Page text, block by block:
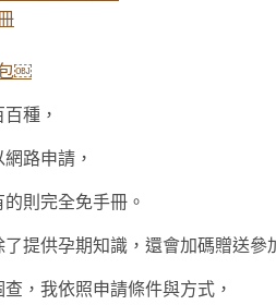
￼
種，
路申請，
則完全免手冊。
提供孕期知識，還會加碼贈送參
，我依照申請條件與方式，